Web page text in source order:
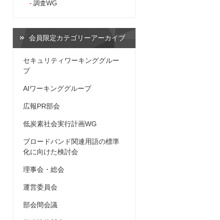
調査WG
会員限定カテゴリーアーカイブ
セキュリティワーキンググルー
プ
AIワーキンググループ
広報PR部会
低炭素社会実行計画WG
ブロードバンド関連用語の標準
化に向けた検討会
理事会・総会
運営委員会
部会間会議